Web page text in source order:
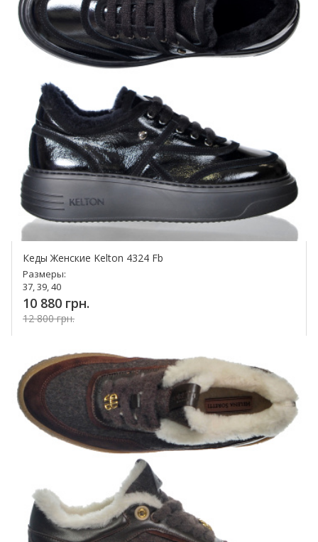
Кеды Женские Kelton 4324 Fb
Размеры:
37, 39, 40
10 880 грн.
12 800 грн.